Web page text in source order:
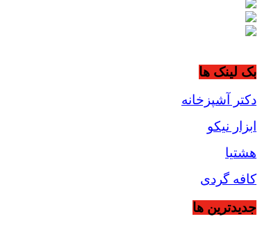
بک لینک ها
دکتر آشپزخانه
ابزار نیکو
هشتیا
کافه گردی
جديدترين ها